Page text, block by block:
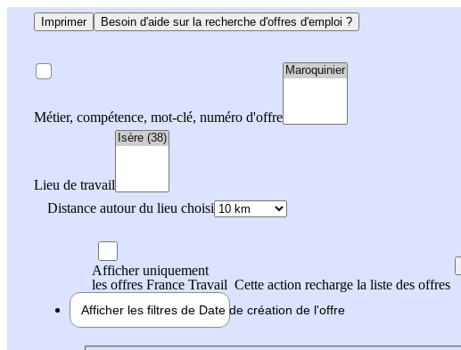
Imprimer Besoin d'aide sur la recherche d'offres d'emploi ?
Métier, compétence, mot-clé, numéro d'offre
Lieu de travail
Distance autour du lieu choisi
Afficher uniquement
les offres France Travail Cette action recharge la liste des offres
Afficher les filtres de Date de création de l'offre